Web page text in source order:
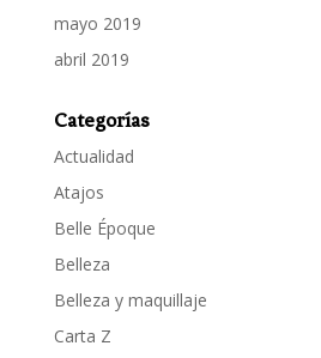
mayo 2019
abril 2019
Categorías
Actualidad
Atajos
Belle Époque
Belleza
Belleza y maquillaje
Carta Z